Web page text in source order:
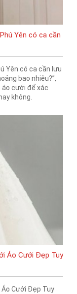
Yên có ca cần
Yên có ca cần lưu
bao nhiêu?”,
áo cưới để xác
không.
Áo Cưới Đẹp Tuy
Cưới Đẹp Tuy